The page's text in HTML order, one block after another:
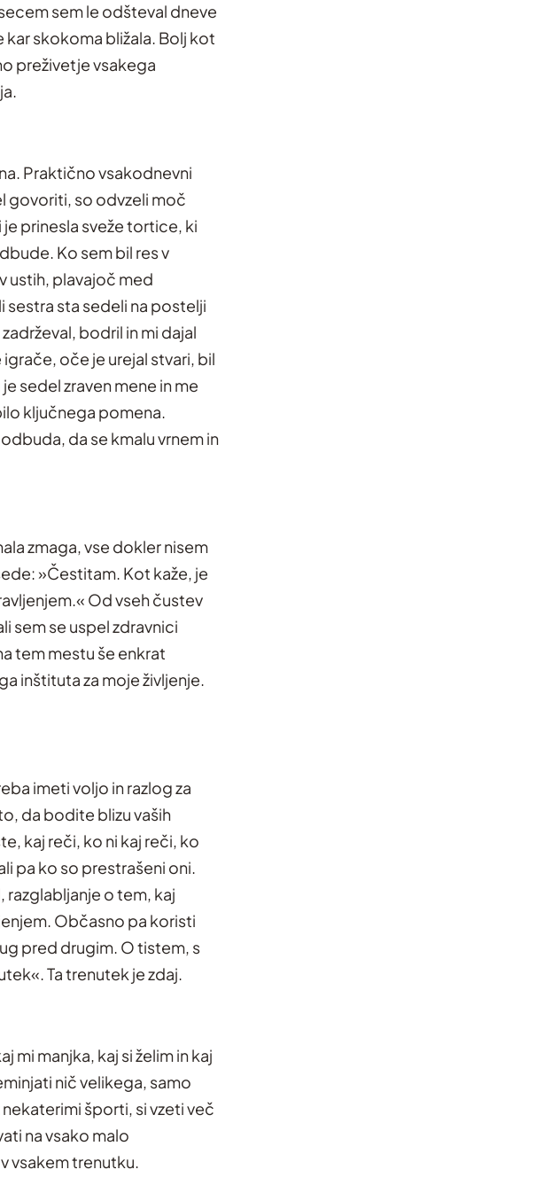
sem le odšteval dneve
skokoma bližala. Bolj kot
preživetje vsakega
Praktično vsakodnevni
govoriti, so odvzeli moč
prinesla sveže tortice, ki
Ko sem bil res v
ustih, plavajoč med
sestra sta sedeli na postelji
bodril in mi dajal
oče je urejal stvari, bil
sedel zraven mene in me
ključnega pomena.
da se kmalu vrnem in
zmaga, vse dokler nisem
»Čestitam. Kot kaže, je
Od vseh čustev
sem se uspel zdravnici
tem mestu še enkrat
inštituta za moje življenje.
imeti voljo in razlog za
da bodite blizu vaših
kaj reči, ko ni kaj reči, ko
pa ko so prestrašeni oni.
o tem, kaj
Občasno pa koristi
pred drugim. O tistem, s
Ta trenutek je zdaj.
mi manjka, kaj si želim in kaj
nič velikega, samo
športi, si vzeti več
na vsako malo
vsakem trenutku.